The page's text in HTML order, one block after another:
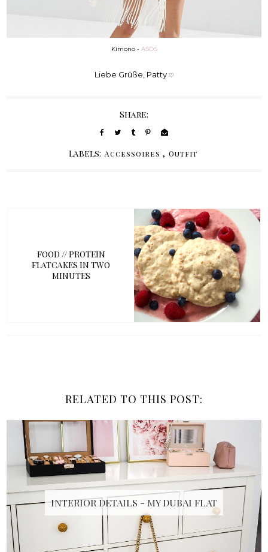
Kimono - ASOS
Liebe Grüße, Patty ♡
Share:
Labels: Accessoires , Outfit
FOOD // PROTEIN
FLATCAKES IN TWO
MINUTES
RELATED TO THIS POST:
INTERIOR DETAILS - MY DUBAI FLAT